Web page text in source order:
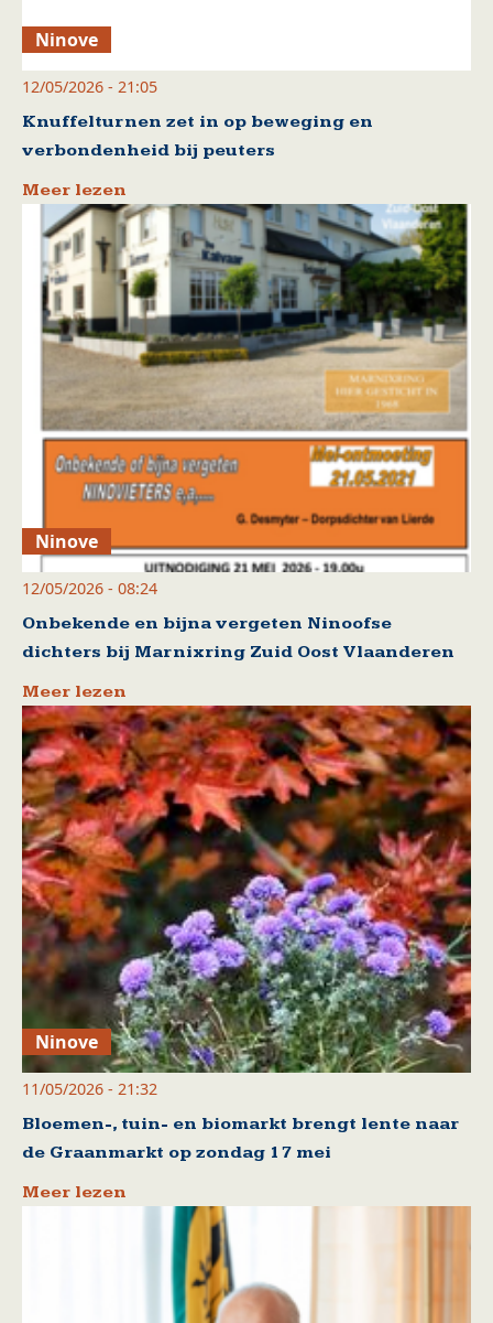
Ninove
12/05/2026 - 21:05
Knuffelturnen zet in op beweging en
verbondenheid bij peuters
Meer lezen
Ninove
12/05/2026 - 08:24
Onbekende en bijna vergeten Ninoofse
dichters bij Marnixring Zuid Oost Vlaanderen
Meer lezen
Ninove
11/05/2026 - 21:32
Bloemen-, tuin- en biomarkt brengt lente naar
de Graanmarkt op zondag 17 mei
Meer lezen